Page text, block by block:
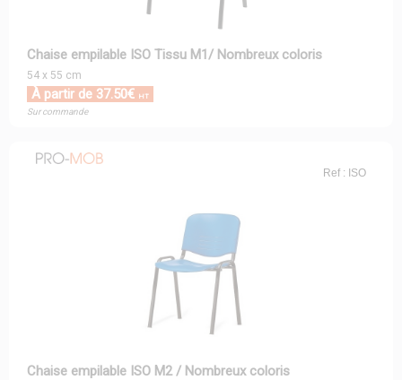
Chaise empilable ISO Tissu M1/ Nombreux coloris
54 x 55 cm
À partir de 37.50€ HT
Sur commande
Ref : ISO
Chaise empilable ISO M2 / Nombreux coloris